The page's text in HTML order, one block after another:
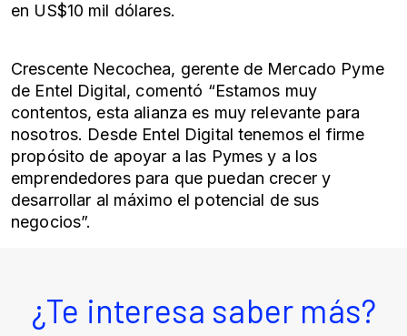
en US$10 mil dólares.
Crescente Necochea, gerente de Mercado Pyme
de Entel Digital, comentó “Estamos muy
contentos, esta alianza es muy relevante para
nosotros. Desde Entel Digital tenemos el firme
propósito de apoyar a las Pymes y a los
emprendedores para que puedan crecer y
desarrollar al máximo el potencial de sus
negocios”.
¿Te interesa saber más?